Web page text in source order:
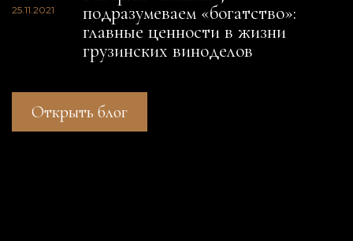
25.11.2021
подразумеваем «богатство»:
главные ценности в жизни
грузинских виноделов
Открыть блог